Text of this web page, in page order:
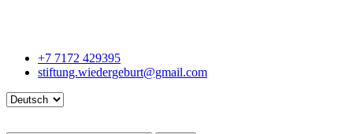
+7 7172 429395
stiftung.wiedergeburt@gmail.com
Language